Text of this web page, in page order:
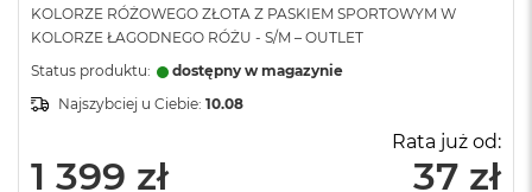
KOLORZE RÓŻOWEGO ZŁOTA Z PASKIEM SPORTOWYM W
KOLORZE ŁAGODNEGO RÓŻU - S/M – OUTLET
Status produktu:
dostępny w magazynie
Najszybciej u Ciebie: 10.08
1 399 zł
Rata już od:
37 zł